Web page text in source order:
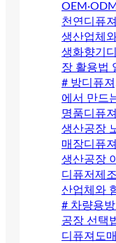
천연디퓨
생산업체
생화향기
장 활용법
# 방디퓨
에서 만드
명품디퓨
생산공장
매장디퓨
생산공장
디퓨저제
산업체와
# 차량용
공장 선택
디퓨져도